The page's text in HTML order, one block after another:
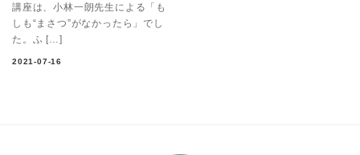
講座は、小林一朗先生による「も
しも“まさつ”がなかったら」でし
た。ふ […]
2021-07-16